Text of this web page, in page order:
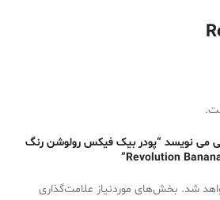
می نویسد “پودر بیک فیکس رولوشن رنگ
شد. بخش‌های موردنیاز علامت‌گذاری